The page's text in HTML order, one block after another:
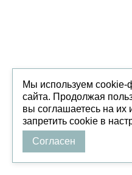
Мы используем
сайта. Продолжая
вы соглашаетесь на
запретить cookie в
Согласен